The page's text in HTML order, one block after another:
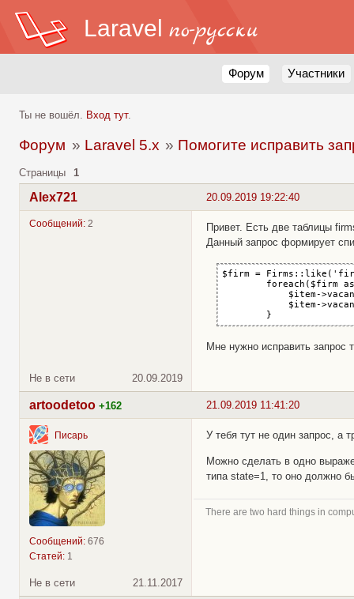
Laravel по-русски
Форум Участники
Ты не вошёл. Вход тут.
Форум » Laravel 5.x » Помогите исправить
Страницы 1
20.09.2019 19:22:40
Alex721
Сообщений: 2
Привет. Есть две таблицы
Данный запрос формирует
$firm =
foreach($firm
$item-
$item-
        }
Мне нужно исправить запрос
Не в сети 20.09.2019
21.09.2019 11:41:20
artoodetoo +162
Писарь
Сообщений: 676
Статей: 1
У тебя тут не один запрос, а
Можно сделать в одно
типа state=1, то оно должно
There are two hard things in
Не в сети 21.11.2017